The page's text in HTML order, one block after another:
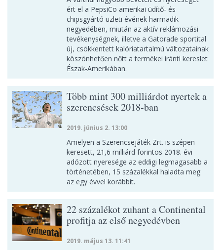
ért el a PepsiCo amerikai üdítő- és
chipsgyártó üzleti évének harmadik
negyedében, miután az aktív reklámozási
tevékenységnek, illetve a Gatorade sportital
új, csökkentett kalóriatartalmú változatainak
köszönhetően nőtt a termékei iránti kereslet
Észak-Amerikában.
Több mint 300 milliárdot nyertek a
szerencsések 2018-ban
2019. június 2. 13:00
Amelyen a Szerencsejáték Zrt. is szépen
keresett, 21,6 milliárd forintos 2018. évi
adózott nyeresége az eddigi legmagasabb a
történetében, 15 százalékkal haladta meg
az egy évvel korábbit.
22 százalékot zuhant a Continental
profitja az első negyedévben
2019. május 13. 11:41